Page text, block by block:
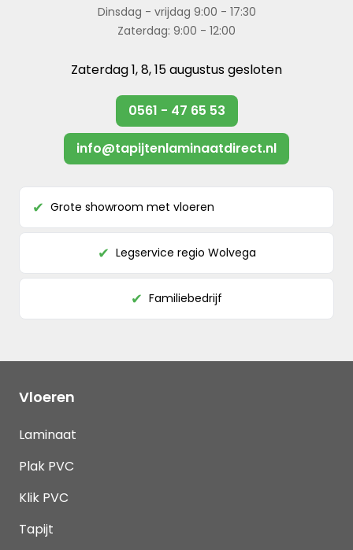
Dinsdag - vrijdag 9:00 - 17:30
Zaterdag: 9:00 - 12:00
Zaterdag 1, 8, 15 augustus gesloten
0561 - 47 65 53
info@tapijtenlaminaatdirect.nl
✔ Grote showroom met vloeren
✔ Legservice regio Wolvega
✔ Familiebedrijf
Vloeren
Laminaat
Plak PVC
Klik PVC
Tapijt